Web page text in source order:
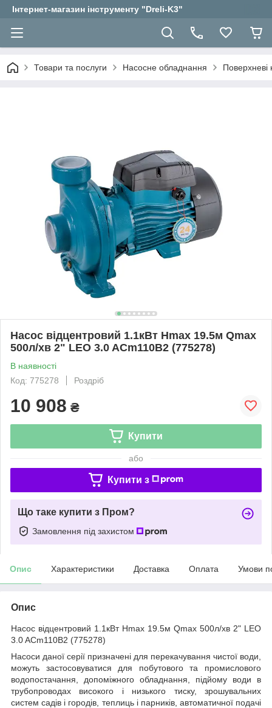
Інтернет-магазин інструменту "Dreli-K3"
Товари та послуги Насосне обладнання Поверхневі
Насос відцентровий 1.1кВт Hmax 19.5м Qmax
500л/хв 2" LEO 3.0 ACm110B2 (775278)
В наявності
Код: 775278
Роздріб
10 908 ₴
Купити
або
Купити з
Що таке купити з Пром?
Замовлення під захистом
Опис Характеристики Доставка Оплата Умови
Опис
Насос відцентровий 1.1кВт Hmax 19.5м Qmax 500л/хв 2" LEO
3.0 ACm110B2 (775278)
Насоси даної серії призначені для перекачування чистої води,
можуть застосовуватися для побутового та промислового
водопостачання, допоміжного обладнання, підйому води в
трубопроводах високого і низького тиску, зрошувальних
систем садів і городів, теплиць і парників, автоматичної подачі